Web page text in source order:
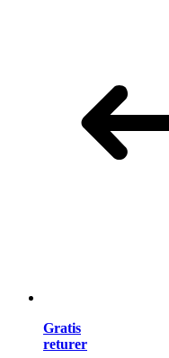
Gratis
returer